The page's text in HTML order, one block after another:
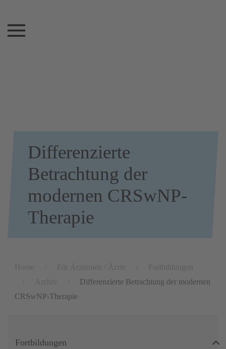
Differenzierte
Betrachtung der
modernen CRSwNP-
Therapie
Differenzierte Betrachtung der modernen
CRSwNP-Therapie
Fortbildungen